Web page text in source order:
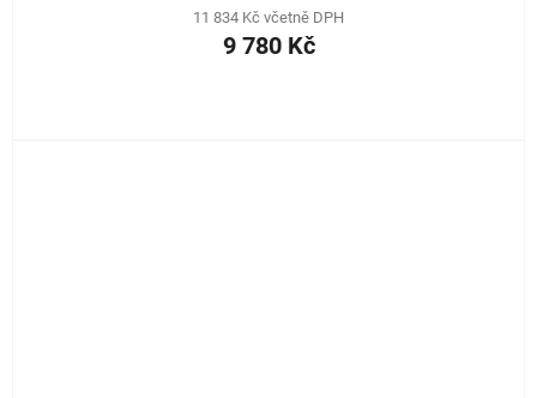
11 834 Kč včetně DPH
9 780 Kč